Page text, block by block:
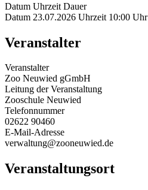
Datum Uhrzeit Dauer
Datum 23.07.2026 Uhrzeit 10:00 Uhr
Veranstalter
Veranstalter
Zoo Neuwied gGmbH
Leitung der Veranstaltung
Zooschule Neuwied
Telefonnummer
02622 90460
E-Mail-Adresse
verwaltung@zooneuwied.de
Veranstaltungsort